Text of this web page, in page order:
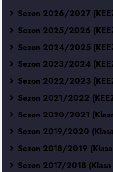
Sezon 2026/2027
Sezon 2025/2026
Sezon 2024/2025
Sezon 2023/2024
Sezon 2022/2023
Sezon 2021/2022
Sezon 2020/2021
Sezon 2019/2020
Sezon 2018/2019
Sezon 2017/2018 (Klasa